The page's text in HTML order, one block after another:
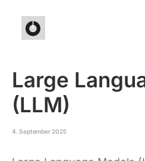
Large
(LLM)
4. September 2025